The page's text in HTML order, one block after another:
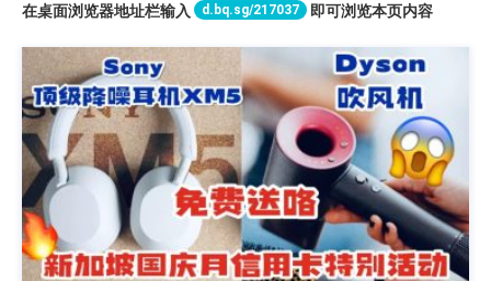
在桌面浏览器地址栏输入
d.bq.sg/217037 即可浏览本页内容